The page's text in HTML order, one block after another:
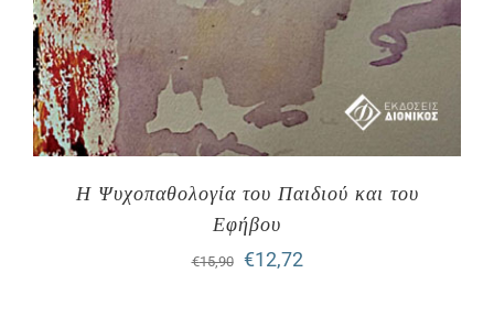
Η Ψυχοπαθολογία του Παιδιού και του
Εφήβου
€15,90
Original
€12,72Η